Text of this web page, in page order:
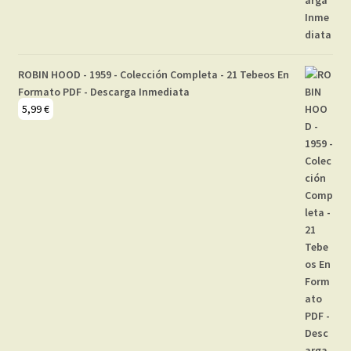
ROBIN HOOD - 1959 - Colección Completa - 21 Tebeos En
Formato PDF - Descarga Inmediata
5,99€